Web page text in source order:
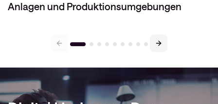
Anlagen und Produktionsumgebungen